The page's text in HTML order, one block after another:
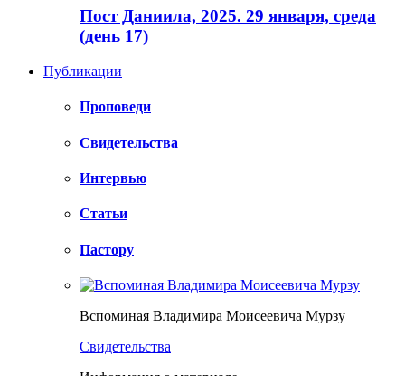
Пост Даниила, 2025. 29 января, среда
(день 17)
Публикации
Проповеди
Свидетельства
Интервью
Статьи
Пастору
Вспоминая Владимира Моисеевича Мурзу
Свидетельства